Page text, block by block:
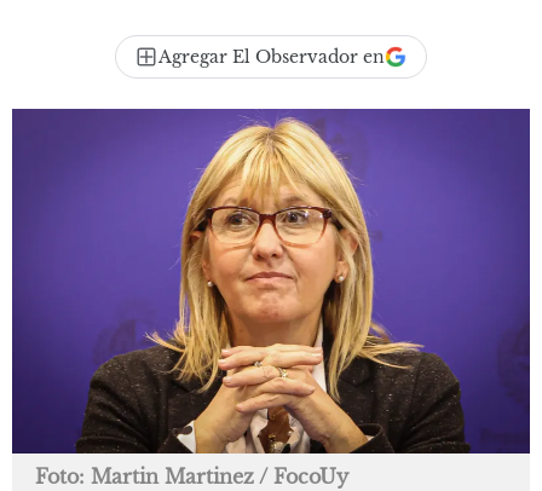
Agregar El Observador en
Foto: Martin Martinez / FocoUy